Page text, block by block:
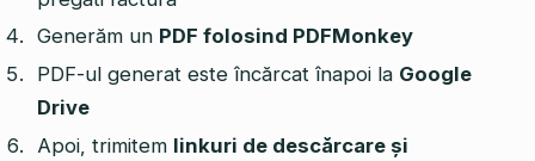
Generăm un PDF folosind PDFMonkey
PDF-ul generat este încărcat înapoi la Google
Drive
Apoi, trimitem linkuri de descărcare și